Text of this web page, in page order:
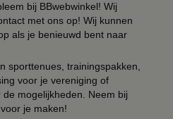
bij BBwebwinkel! Wij
met ons op! Wij kunnen
als je benieuwd bent naar
sporttenues, trainingspakken,
voor je vereniging of
mogelijkheden. Neem bij
je maken!